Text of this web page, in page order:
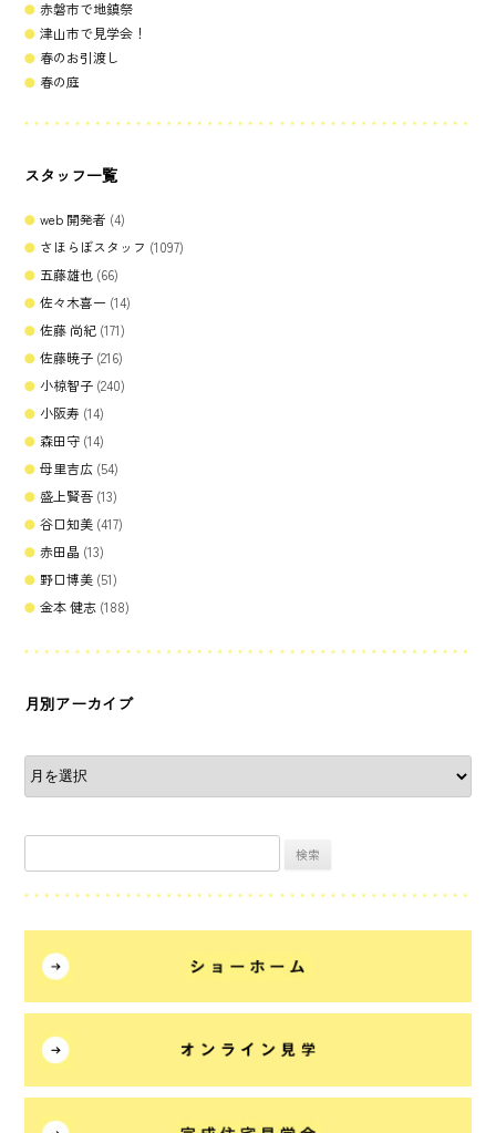
赤磐市で地鎮祭
津山市で見学会！
春のお引渡し
春の庭
スタッフ一覧
web 開発者 (4)
さほらぼスタッフ (1097)
五藤雄也 (66)
佐々木喜一 (14)
佐藤 尚紀 (171)
佐藤暁子 (216)
小椋智子 (240)
小阪寿 (14)
森田守 (14)
母里吉広 (54)
盛上賢吾 (13)
谷口知美 (417)
赤田晶 (13)
野口博美 (51)
金本 健志 (188)
月別アーカイブ